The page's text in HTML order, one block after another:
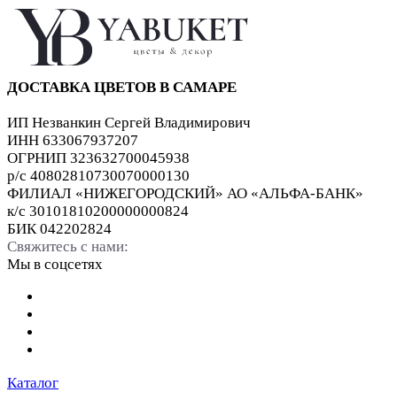
ДОСТАВКА ЦВЕТОВ В САМАРЕ
ИП Незванкин Сергей Владимирович
ИНН 633067937207
ОГРНИП 323632700045938
р/с 40802810730070000130
ФИЛИАЛ «НИЖЕГОРОДСКИЙ» АО «АЛЬФА-БАНК»
к/с 30101810200000000824
БИК 042202824
Свяжитесь с нами:
Мы в соцсетях
Каталог